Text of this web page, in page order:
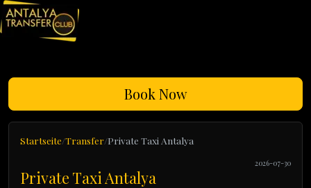
Book Now
Startseite Transfer Private Taxi Antalya
2026-07-30
Private Taxi Antalya